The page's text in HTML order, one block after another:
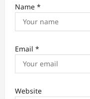
Name *
Email *
Website